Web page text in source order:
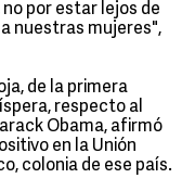
por estar lejos de
nuestras mujeres",
de la primera
respecto al
Obama, afirmó
en la Unión
colonia de ese país.